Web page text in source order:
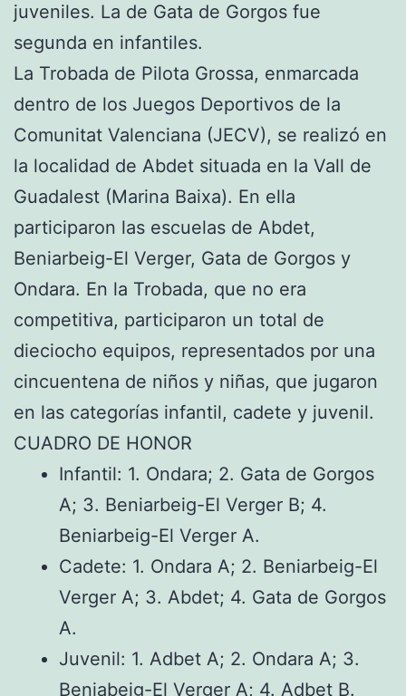
juveniles. La de Gata de Gorgos fue
segunda en infantiles.
La Trobada de Pilota Grossa, enmarcada
dentro de los Juegos Deportivos de la
Comunitat Valenciana (JECV), se realizó en
la localidad de Abdet situada en la Vall de
Guadalest (Marina Baixa). En ella
participaron las escuelas de Abdet,
Beniarbeig-El Verger, Gata de Gorgos y
Ondara. En la Trobada, que no era
competitiva, participaron un total de
dieciocho equipos, representados por una
cincuentena de niños y niñas, que jugaron
en las categorías infantil, cadete y juvenil.
CUADRO DE HONOR
Infantil: 1. Ondara; 2. Gata de Gorgos
A; 3. Beniarbeig-El Verger B; 4.
Beniarbeig-El Verger A.
Cadete: 1. Ondara A; 2. Beniarbeig-El
Verger A; 3. Abdet; 4. Gata de Gorgos
A.
Juvenil: 1. Adbet A; 2. Ondara A; 3.
Beniabeig-El Verger A; 4. Adbet B.